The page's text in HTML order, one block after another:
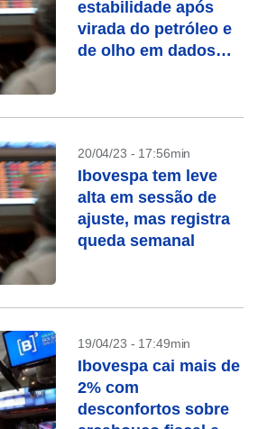
estabilidade após
virada do petróleo e
de olho em dados
20/04/23 - 17:56min
Ibovespa tem leve
alta em sessão de
ajuste, mas registra
queda semanal
19/04/23 - 17:49min
Ibovespa cai mais de
2% com
desconfortos sobre